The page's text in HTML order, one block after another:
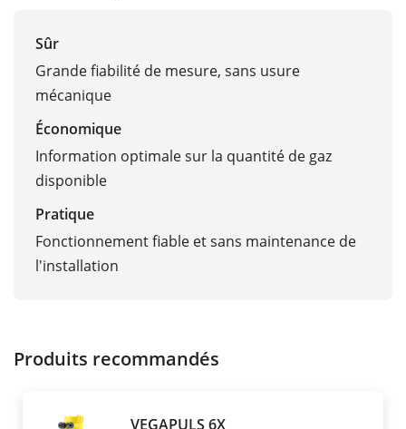
Sûr
Grande fiabilité de mesure, sans usure
mécanique
Économique
Information optimale sur la quantité de gaz
disponible
Pratique
Fonctionnement fiable et sans maintenance de
l'installation
Produits recommandés
VEGAPULS 6X